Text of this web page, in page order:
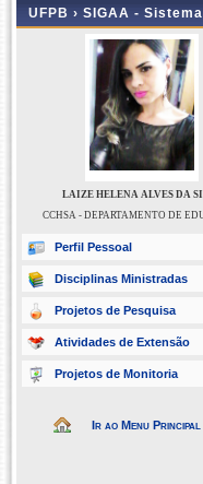
UFPB › SIGAA -
LAIZE HELENA ALVES DA
CCHSA - DEPARTAMENTO DE
Perfil Pessoal
Disciplinas Ministradas
Projetos de Pesquisa
Atividades de Extensão
Projetos de Monitoria
Ir ao Menu Principal